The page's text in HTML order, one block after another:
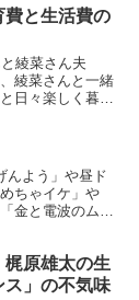
費と生活費の
綾菜さん夫
綾菜さんと一緒
日々楽しく暮ら
んよう」や昼ド
ちゃイケ」や
金と電波のム
原雄太の生
ス」の不気味